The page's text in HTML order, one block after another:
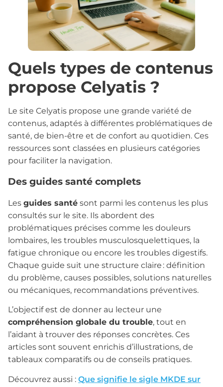
Quels types de contenus
propose Celyatis ?
Le site Celyatis propose une grande variété de
contenus, adaptés à différentes problématiques de
santé, de bien-être et de confort au quotidien. Ces
ressources sont classées en plusieurs catégories
pour faciliter la navigation.
Des guides santé complets
Les guides santé sont parmi les contenus les plus
consultés sur le site. Ils abordent des
problématiques précises comme les douleurs
lombaires, les troubles musculosquelettiques, la
fatigue chronique ou encore les troubles digestifs.
Chaque guide suit une structure claire : définition
du problème, causes possibles, solutions naturelles
ou mécaniques, recommandations préventives.
L’objectif est de donner au lecteur une
compréhension globale du trouble, tout en
l’aidant à trouver des réponses concrètes. Ces
articles sont souvent enrichis d’illustrations, de
tableaux comparatifs ou de conseils pratiques.
Découvrez aussi : Que signifie le sigle MKDE sur